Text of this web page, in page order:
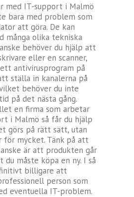
med IT-support i Malmö
bara med problem som
att göra. De kan
många olika tekniska
behöver du hjälp att
eller en scanner,
antivirusprogram på
ställa in kanalerna på
behöver du inte
på det nästa gång.
en firma som arbetar
i Malmö så får du hjälp
görs på rätt sätt, utan
mycket. Tänk på att
är att produkten går
du måste köpa en ny. I så
billigare att
person som
eventuella IT-problem.